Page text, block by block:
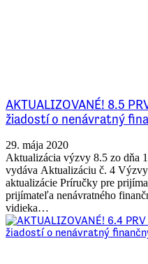
AKTUALIZOVANÉ! 8.5
žiadostí o nenávratný
29. mája 2020
Aktualizácia výzvy 8.5 zo dňa
vydáva Aktualizáciu č. 4
aktualizácie Príručky pre
prijímateľa nenávratného
vidieka…